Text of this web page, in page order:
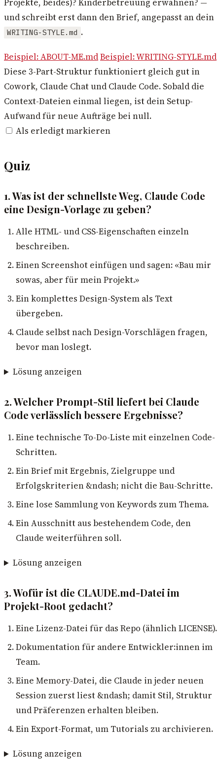
Projekte, beides)? Kinderbetreuung erwähnen? —
und schreibt erst dann den Brief, angepasst an dein
WRITING-STYLE.md .
Beispiel: ABOUT-ME.mdBeispiel: WRITING-STYLE.md
Diese 3-Part-Struktur funktioniert gleich gut in
Cowork, Claude Chat und Claude Code. Sobald die
Context-Dateien einmal liegen, ist dein Setup-
Aufwand für neue Aufträge bei null.
Als erledigt markieren
Quiz
1. Was ist der schnellste Weg, Claude Code
eine Design-Vorlage zu geben?
Alle HTML- und CSS-Eigenschaften einzeln
beschreiben.
Einen Screenshot einfügen und sagen: «Bau mir
sowas, aber für mein Projekt.»
Ein komplettes Design-System als Text
übergeben.
Claude selbst nach Design-Vorschlägen fragen,
bevor man loslegt.
Lösung anzeigen
2. Welcher Prompt-Stil liefert bei Claude
Code verlässlich bessere Ergebnisse?
Eine technische To-Do-Liste mit einzelnen Code-
Schritten.
Ein Brief mit Ergebnis, Zielgruppe und
Erfolgskriterien &ndash; nicht die Bau-Schritte.
Eine lose Sammlung von Keywords zum Thema.
Ein Ausschnitt aus bestehendem Code, den
Claude weiterführen soll.
Lösung anzeigen
3. Wofür ist die CLAUDE.md-Datei im
Projekt-Root gedacht?
Eine Lizenz-Datei für das Repo (ähnlich LICENSE).
Dokumentation für andere Entwickler:innen im
Team.
Eine Memory-Datei, die Claude in jeder neuen
Session zuerst liest &ndash; damit Stil, Struktur
und Präferenzen erhalten bleiben.
Ein Export-Format, um Tutorials zu archivieren.
Lösung anzeigen